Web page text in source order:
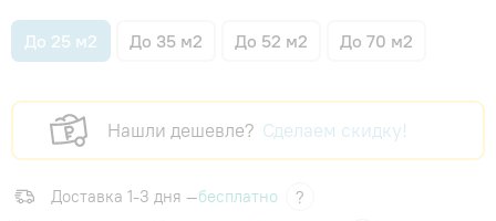
До 25 м2 До 35 м2 До 52 м2 До 70 м2
Нашли дешевле? Сделаем скидку!
Доставка 1-3 дня —бесплатно
?